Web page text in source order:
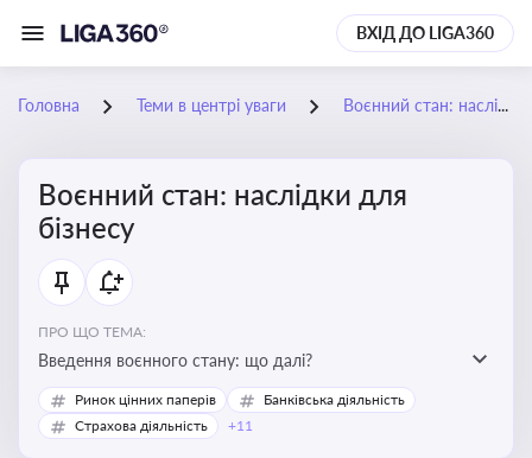
ВХІД ДО LIGA360
Головна Теми в центрі уваги Воєнний стан: наслідки для бізнесу
Воєнний стан: наслідки для
бізнесу
ПРО ЩО ТЕМА:
Введення воєнного стану: що далі?
Ринок цінних паперів
Банківська діяльність
Страхова діяльність
+11